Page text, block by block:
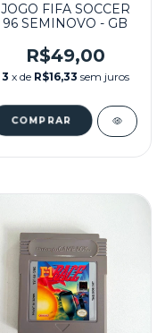
JOGO FIFA SOCCER
96 SEMINOVO - GB
R$49,00
3 x de R$16,33 sem juros